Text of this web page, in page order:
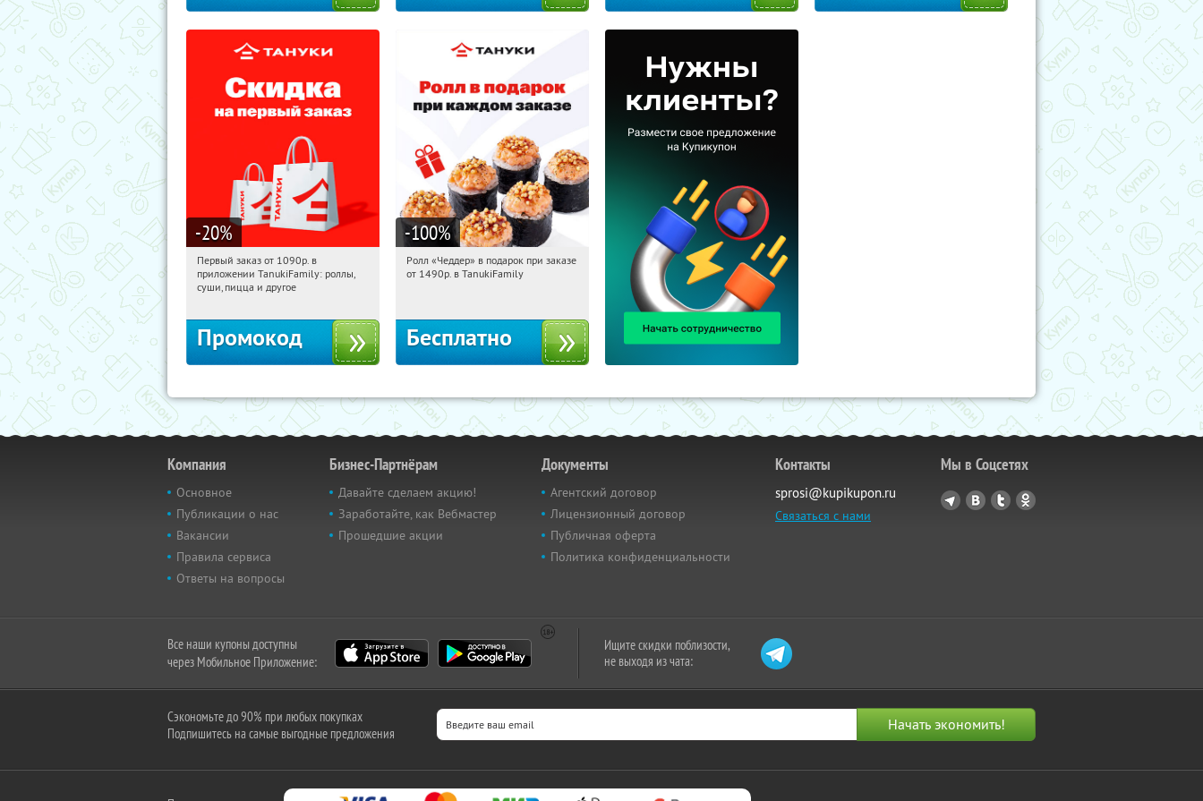
-20%
18:36:33 Получили:
Россия
Первый заказ от 1090р. в
приложении TanukiFamily: роллы,
суши, пицца и другое
Промокод
-100%
18:36:33 Получили:108
Ролл «Чеддер» в подарок при заказе
от 1490р. в TanukiFamily
Бесплатно
Компания
Основное
Публикации о нас
Вакансии
Правила сервиса
Ответы на вопросы
Бизнес-Партнёрам
Давайте сделаем акцию!
Заработайте, как Вебмастер
Прошедшие акции
Документы
Агентский договор
Лицензионный договор
Публичная оферта
Политика конфиденциальности
Контакты
sprosi@kupikupon.ru
Связаться с нами
Мы в Соцсетях
Все наши купоны доступны
через Мобильное Приложение:
Ищите скидки поблизости,
не выходя из чата:
Сэкономьте до 90% при любых покупках
Подпишитесь на самые выгодные предложения